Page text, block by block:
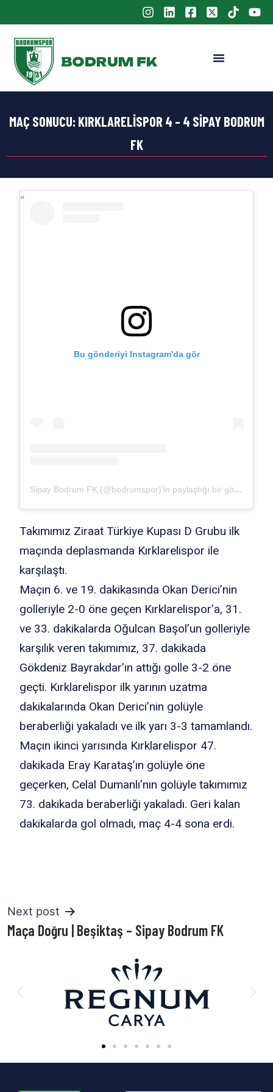
MAÇ SONUCU: KIRKLARELISPOR 4 – 4 SIPAY BODRUM
FK
Bu gönderiyi Instagram'da gör
Sipay Bodrum FK (@bodrumspor)'in paylaştığı bir gönderi
Takımımız Ziraat Türkiye Kupası D Grubu ilk
maçında deplasmanda Kırklarelispor ile
karşılaştı.
Maçın 6. ve 19. dakikasında Okan Derici’nin
golleriyle 2-0 öne geçen Kırklarelispor’a, 31.
ve 33. dakikalarda Oğulcan Başol’un golleriyle
karşılık veren takımımız, 37. dakikada
Gökdeniz Bayrakdar’ın attığı golle 3-2 öne
geçti. Kırklarelispor ilk yarının uzatma
dakikalarında Okan Derici’nin golüyle
beraberliği yakaladı ve ilk yarı 3-3 tamamlandı.
Maçın ikinci yarısında Kırklarelispor 47.
dakikada Eray Karataş’ın golüyle öne
geçerken, Celal Dumanlı’nın golüyle takımımız
73. dakikada beraberliği yakaladı. Geri kalan
dakikalarda gol olmadı, maç 4-4 sona erdi.
Next post
Maça Doğru | Beşiktaş – Sipay Bodrum FK